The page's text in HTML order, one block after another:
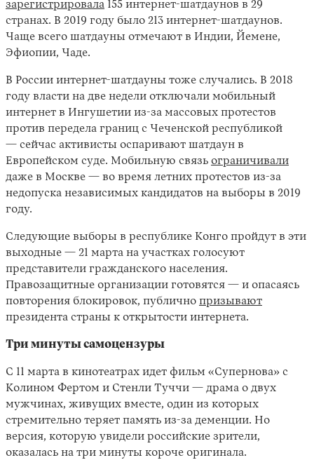
зарегистрировала 155 интернет-шатдаунов в 29
странах. В 2019 году было 213 интернет-шатдаунов.
Чаще всего шатдауны отмечают в Индии, Йемене,
Эфиопии, Чаде.
В России интернет-шатдауны тоже случались. В 2018
году власти на две недели отключали мобильный
интернет в Ингушетии из-за массовых протестов
против передела границ с Чеченской республикой
— сейчас активисты оспаривают шатдаун в
Европейском суде. Мобильную связь ограничивали
даже в Москве — во время летних протестов из-за
недопуска независимых кандидатов на выборы в 2019
году.
Следующие выборы в республике Конго пройдут в эти
выходные — 21 марта на участках голосуют
представители гражданского населения.
Правозащитные организации готовятся — и опасаясь
повторения блокировок, публично призывают
президента страны к открытости интернета.
Три минуты самоцензуры
С 11 марта в кинотеатрах идет фильм «Супернова» с
Колином Фертом и Стенли Туччи — драма о двух
мужчинах, живущих вместе, один из которых
стремительно теряет память из-за деменции. Но
версия, которую увидели российские зрители,
оказалась на три минуты короче оригинала.